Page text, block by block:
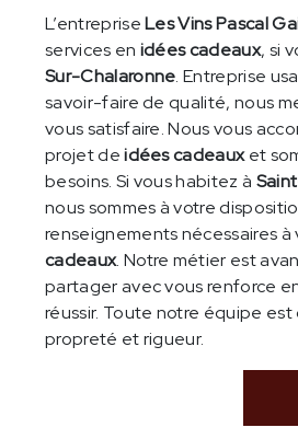
L’entrepriseLes Vins Pascal
services en idées cadeaux, si
Sur-Chalaronne. Entreprise
savoir-faire de qualité, nous
vous satisfaire. Nous vous
projet deidées cadeauxet
besoins. Si vous habitez à
nous sommes à votre
renseignements nécessaires
cadeaux. Notre métier est
partager avec vous renforce
réussir. Toute notre équipe
propreté et rigueur.